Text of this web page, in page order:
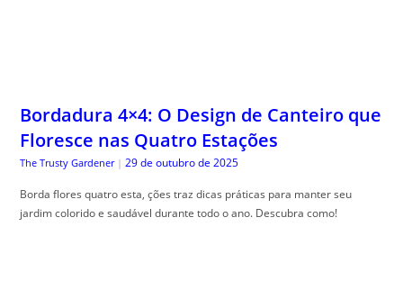
Bordadura 4×4: O Design de Canteiro que
Floresce nas Quatro Estações
The Trusty Gardener | 29 de outubro de 2025
Borda flores quatro esta, ções traz dicas práticas para manter seu
jardim colorido e saudável durante todo o ano. Descubra como!